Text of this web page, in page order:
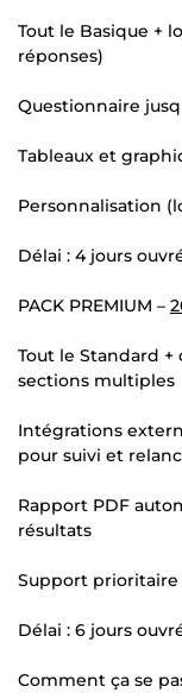
Tout le Basique +
réponses)
Questionnaire
Tableaux et
Personnalisation
Délai : 4 jours
PACK PREMIUM –
Tout le Standard
sections multiples
Intégrations
pour suivi et
Rapport PDF
résultats
Support prioritaire
Délai : 6 jours
Comment ça se